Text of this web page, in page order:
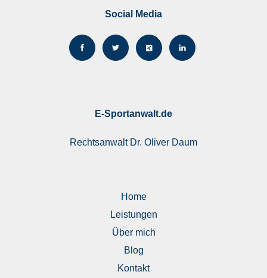
Social Media
E-Sportanwalt.de
RechtsanwaltDr. Oliver Daum
Home
Leistungen
Über mich
Blog
Kontakt